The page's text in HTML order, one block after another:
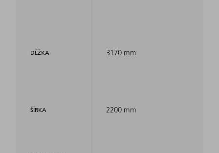
DĹŽKA
ŠÍRKA
3170 mm
2200 mm